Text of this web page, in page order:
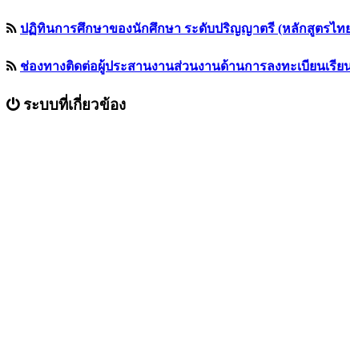
ปฏิทินการศึกษาของนักศึกษา ระดับปริญญาตรี (หลักสูตรไทย
ช่องทางติดต่อผู้ประสานงานส่วนงานด้านการลงทะเบียนเรีย
ระบบที่เกี่ยวข้อง